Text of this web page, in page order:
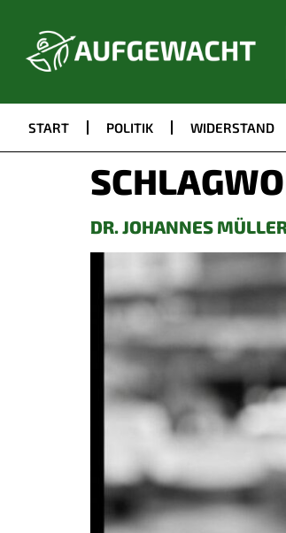
START POLITIK WIDERSTAND
DR. JOHANNES